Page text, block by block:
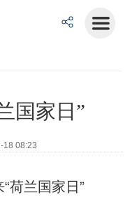
国家日”
08:23
荷兰国家日”